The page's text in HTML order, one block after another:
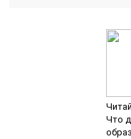
Что